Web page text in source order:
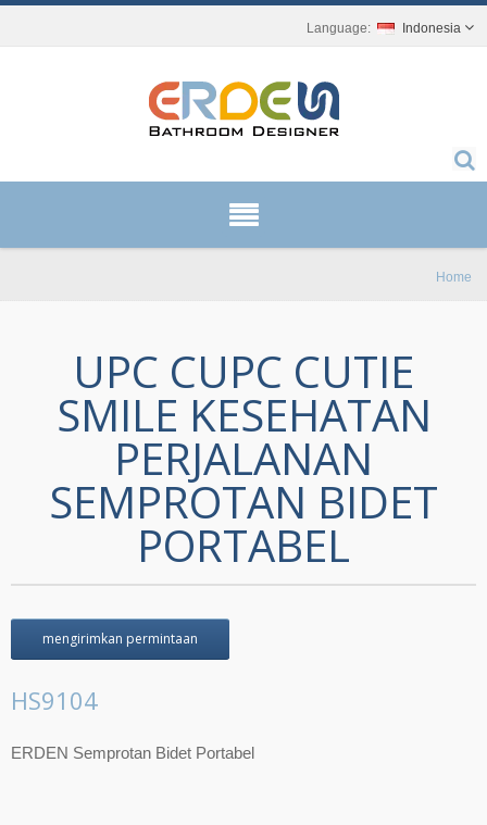
Indonesia
Home
UPC CUPC CUTIE
SMILE KESEHATAN
PERJALANAN
SEMPROTAN BIDET
PORTABEL
mengirimkan permintaan
HS9104
ERDEN Semprotan Bidet Portabel